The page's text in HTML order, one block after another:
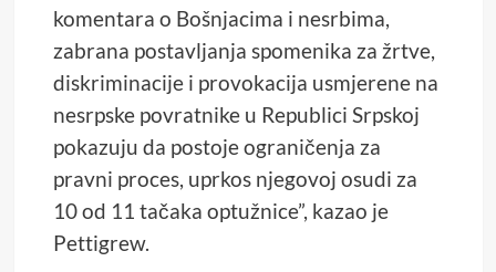
komentara o Bošnjacima i nesrbima,
zabrana postavljanja spomenika za žrtve,
diskriminacije i provokacija usmjerene na
nesrpske povratnike u Republici Srpskoj
pokazuju da postoje ograničenja za
pravni proces, uprkos njegovoj osudi za
10 od 11 tačaka optužnice”, kazao je
Pettigrew.